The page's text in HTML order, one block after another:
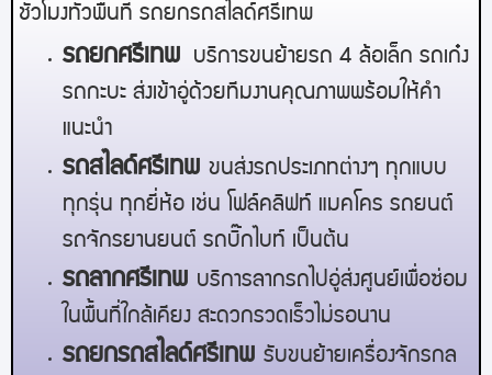
ชั่วโมงทั่วพื้นที่ รถยกรถสไลด์ศรีเทพ
รถยกศรีเทพ
บริการขนย้ายรถ 4 ล้อเล็ก รถเก๋ง
รถกะบะ ส่งเข้าอู่ด้วยทีมงานคุณภาพพร้อมให้คำ
แนะนำ
รถสไลด์ศรีเทพ ขนส่งรถประเภทต่างๆ ทุกแบบ
ทุกรุ่น ทุกยี่ห้อ เช่น โฟล์คลิฟท์ แมคโคร รถยนต์
รถจักรยานยนต์ รถบิ๊กไบท์ เป็นต้น
รถลากศรีเทพ บริการลากรถไปอู่ส่งศูนย์เพื่อซ่อม
ในพื้นที่ใกล้เคียง สะดวกรวดเร็วไม่รอนาน
รถยกรถสไลด์ศรีเทพ รับขนย้ายเครื่องจักรกล